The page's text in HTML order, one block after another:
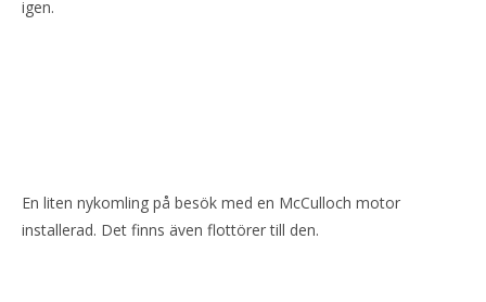
igen.
En liten nykomling på besök med en McCulloch motor
installerad. Det finns även flottörer till den.